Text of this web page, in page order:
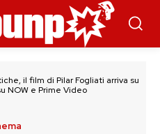
il film di Pilar Fogliati arriva su
NOW e Prime Video